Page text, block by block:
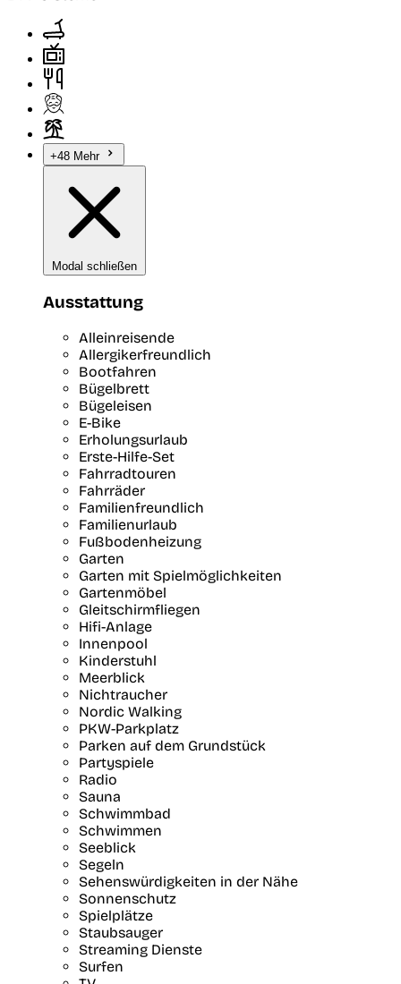
+48 Mehr
Modal schließen
Ausstattung
Alleinreisende
Allergikerfreundlich
Bootfahren
Bügelbrett
Bügeleisen
E-Bike
Erholungsurlaub
Erste-Hilfe-Set
Fahrradtouren
Fahrräder
Familienfreundlich
Familienurlaub
Fußbodenheizung
Garten
Garten mit Spielmöglichkeiten
Gartenmöbel
Gleitschirmfliegen
Hifi-Anlage
Innenpool
Kinderstuhl
Meerblick
Nichtraucher
Nordic Walking
PKW-Parkplatz
Parken auf dem Grundstück
Partyspiele
Radio
Sauna
Schwimmbad
Schwimmen
Seeblick
Segeln
Sehenswürdigkeiten in der Nähe
Sonnenschutz
Spielplätze
Staubsauger
Streaming Dienste
Surfen